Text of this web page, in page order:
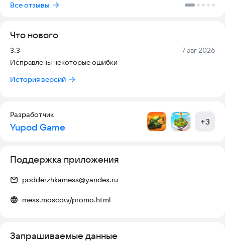
Все отзывы
Что нового
Версия:
3.3 Дата:
7 авг 2026
Исправлены некоторые ошибки
История версий
Разработчик
Yupod Game +3
Поддержка приложения
podderzhkamess@yandex.ru
mess.moscow/promo.html
Запрашиваемые данные